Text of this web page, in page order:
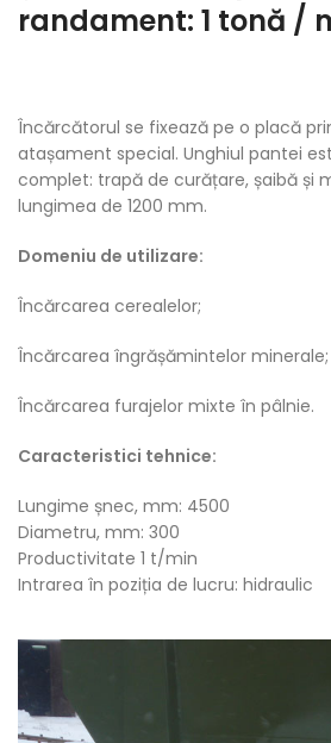
randament: 1 tonă /
Încărcătorul se fixează pe o placă
atașament special. Unghiul pantei
complet: trapă de curățare, șaibă și
lungimea de 1200 mm.
Domeniu de utilizare:
Încărcarea cerealelor;
Încărcarea îngrășămintelor minerale;
Încărcarea furajelor mixte în pâlnie.
Caracteristici tehnice:
Lungime șnec, mm: 4500
Diametru, mm: 300
Productivitate 1 t/min
Intrarea în poziția de lucru: hidraulic